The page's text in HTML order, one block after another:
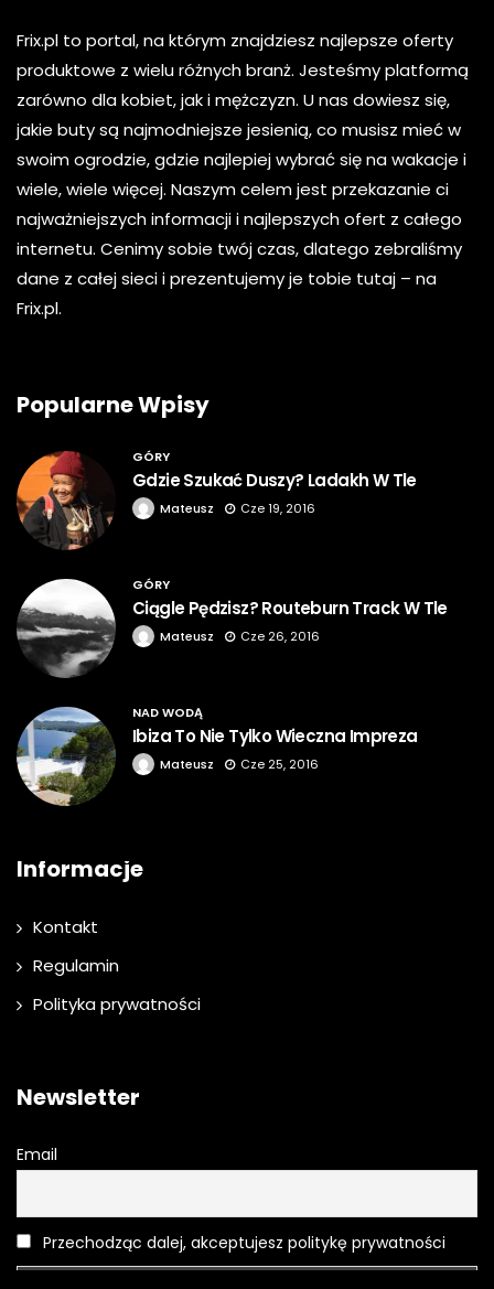
Frix.pl to portal, na którym znajdziesz najlepsze oferty
produktowe z wielu różnych branż. Jesteśmy platformą
zarówno dla kobiet, jak i mężczyzn. U nas dowiesz się,
jakie buty są najmodniejsze jesienią, co musisz mieć w
swoim ogrodzie, gdzie najlepiej wybrać się na wakacje i
wiele, wiele więcej. Naszym celem jest przekazanie ci
najważniejszych informacji i najlepszych ofert z całego
internetu. Cenimy sobie twój czas, dlatego zebraliśmy
dane z całej sieci i prezentujemy je tobie tutaj – na
Frix.pl.
Popularne Wpisy
GÓRY
Gdzie Szukać Duszy? Ladakh W Tle
Mateusz Cze 19, 2016
GÓRY
Ciągle Pędzisz? Routeburn Track W Tle
Mateusz Cze 26, 2016
NAD WODĄ
Ibiza To Nie Tylko Wieczna Impreza
Mateusz Cze 25, 2016
Informacje
Kontakt
Regulamin
Polityka prywatności
Newsletter
Email
Przechodząc dalej, akceptujesz politykę prywatności